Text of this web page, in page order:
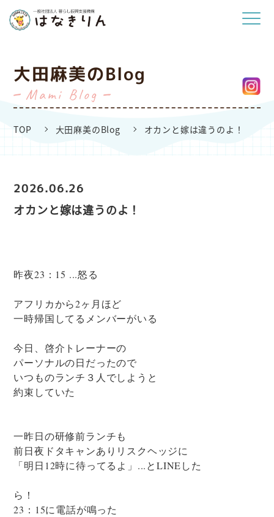
大田麻美のBlog
Mami Blog
TOP 大田麻美のBlog オカンと嫁は違うのよ！
2026.06.26
オカンと嫁は違うのよ！
昨夜23：15 ...怒る
アフリカから2ヶ月ほど
一時帰国してるメンバーがいる
今日、啓介トレーナーの
パーソナルの日だったので
いつものランチ３人でしようと
約束していた
一昨日の研修前ランチも
前日夜ドタキャンありリスクヘッジに
「明日12時に待ってるよ」...とLINEした
ら！
23：15に電話が鳴った